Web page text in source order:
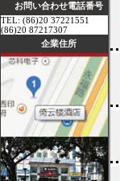
お問い合わせ電話番号
TEL: (86)20 37221551
(86)20 87217307
企業住所